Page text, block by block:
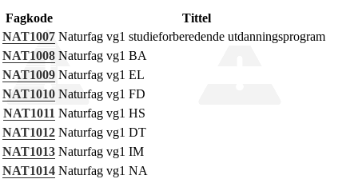
Fagkode
Tittel
NAT1007 Naturfag vg1 studieforberedende utdanningsprogram
NAT1008 Naturfag vg1 BA
NAT1009 Naturfag vg1 EL
NAT1010 Naturfag vg1 FD
NAT1011 Naturfag vg1 HS
NAT1012 Naturfag vg1 DT
NAT1013 Naturfag vg1 IM
NAT1014 Naturfag vg1 NA